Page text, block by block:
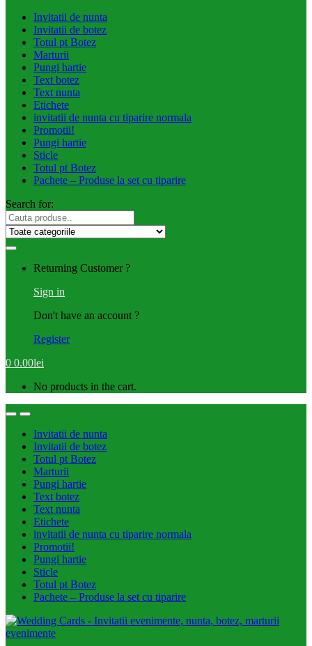
Invitatii de nunta
Invitatii de botez
Totul pt Botez
Marturii
Pungi hartie
Text botez
Text nunta
Etichete
invitatii de nunta cu tiparire normala
Promotii!
Pungi hartie
Sticle
Totul pt Botez
Pachete – Produse la set cu tiparire
Search for:
Returning Customer ?
Sign in
Don't have an account ?
Register
0 0.00lei
No products in the cart.
Invitatii de nunta
Invitatii de botez
Totul pt Botez
Marturii
Pungi hartie
Text botez
Text nunta
Etichete
invitatii de nunta cu tiparire normala
Promotii!
Pungi hartie
Sticle
Totul pt Botez
Pachete – Produse la set cu tiparire